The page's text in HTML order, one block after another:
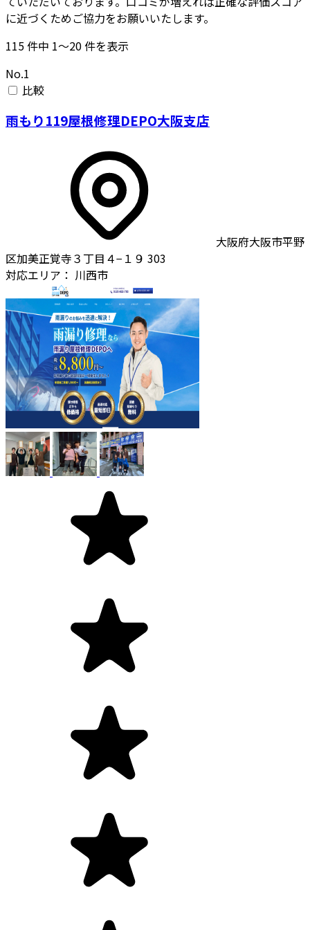
に近づくためご協力をお願いいたします。
115件中 1〜20件を表示
No.1
比較
雨もり119屋根修理DEPO大阪支店
大阪府大阪市平野
区加美正覚寺３丁目４−１９ 303
対応エリア： 川西市